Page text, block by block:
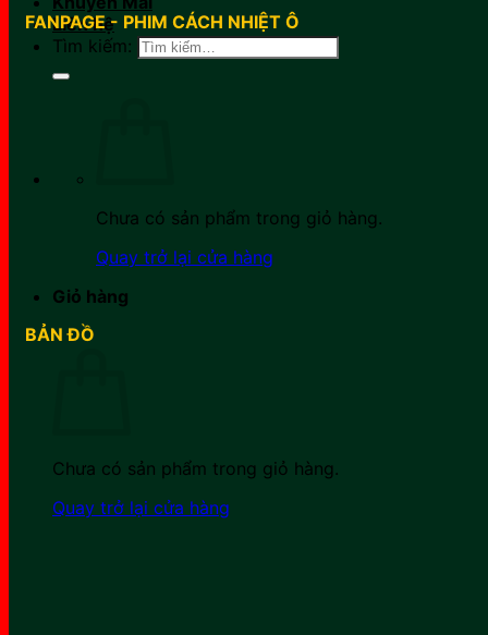
Liên hệ
Tìm kiếm:
Chưa có sản phẩm trong giỏ hàng.
Quay trở lại cửa hàng
Giỏ hàng
Chưa có sản phẩm trong giỏ hàng.
Quay trở lại cửa hàng
FANPAGE - PHIM CÁCH NHIỆT Ô
BẢN ĐỒ